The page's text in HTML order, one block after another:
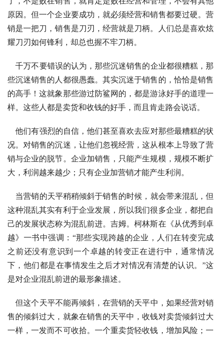
原因。但一个企业要成功，就必须经营和销售都要过硬。营
销是一把刀，销售是刀刃，经营就是刀柄。人们总是喜欢炫
耀刀刃如何锋利，却总也握不牢刀柄。
千万不要错误的认为，那些沉迷销售的企业都很糟糕，那
些沉迷销售的人都很愚蠢。其实沉迷于销售的，恰恰是销售
的高手！这就象那些游过防鲨网的，都是游泳好手的道理一
样。这些人都是卖货和收钱的好手，而且肯走路会说话。
他们有强烈的自信，他们甚至喜欢去应对那些最糟糕的状
况。对销售的沉迷，让他们忽视经营，这从根本上导致了营
销与企业的脱节。企业加销售，只能产生规模，规模不断扩
大，利润越来越少；只有企业加营销才能产生利润。
当营销的天平稍稍倾斜于销售的时候，就会带来混乱，但
这种混乱其实有利于企业发展，所以我们很多企业，都把自
己的发展状态称为混乱前进。吉姆。柯林斯在《从优秀到卓
越》一书中强调：“那些实现跨越的企业，人们在转变完成
之前还没有意识到一个卓越的转变正在进行中，通常情况
下，他们都是在事情发生之后才对情况有清楚的认识。”这
是对企业混乱前进的最形象描述。
但这个天平不能再倾斜，在营销的天平中，如果经营对销
售的倾斜过大，就象在销售的天平中，收钱对卖货倾斜过大
一样，一发而不可收拾。一个重卖货轻收钱，增加风险；一